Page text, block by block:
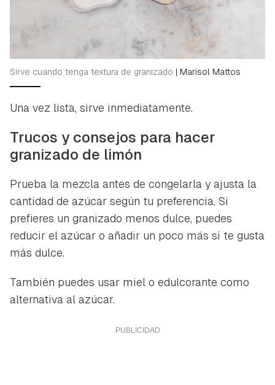
Sirve cuando tenga textura de granizado | Marisol Mattos
Una vez lista, sirve inmediatamente.
Trucos y consejos para hacer
granizado de limón
Prueba la mezcla antes de congelarla y ajusta la
cantidad de azúcar según tu preferencia. Si
prefieres un granizado menos dulce, puedes
reducir el azúcar o añadir un poco más si te gusta
más dulce.
También puedes usar miel o edulcorante como
alternativa al azúcar.